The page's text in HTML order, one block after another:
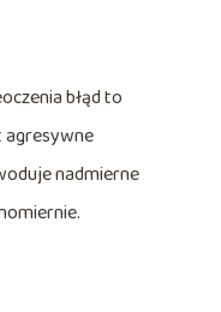
błąd to
agresywne
nadmierne